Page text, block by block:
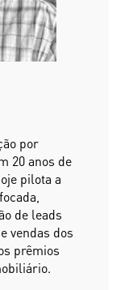
por
20 anos de
pilota a
de leads
vendas dos
prêmios